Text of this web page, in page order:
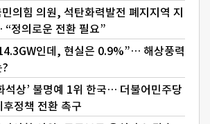
의힘 의원, 석탄화력발전 폐지지역 지
정의로운 전환 필요”
인데, 현실은 0.9%”… 해상풍력
석상’ 불명예 1위 한국… 더불어민주당
후정책 전환 촉구